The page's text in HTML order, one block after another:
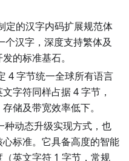
定的汉字内码扩展规范体
个汉字，深度支持繁体及
的标准基石。
4 字节统一全球所有语言
字符同样占据 4 字节，
储及带宽效率低下。
种动态升级实现方式，也
标准。它具备高度的智能
英文字符 1 字节，常规